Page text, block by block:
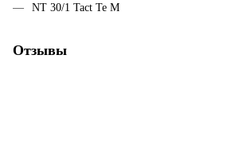
NT 30/1 Tact Te M
Отзывы